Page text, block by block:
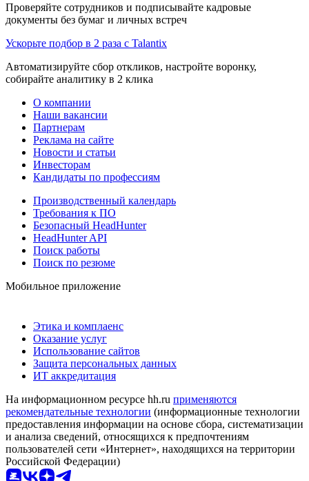
Проверяйте сотрудников и подписывайте кадровые
документы без бумаг и личных встреч
Ускорьте подбор в 2 раза с Talantix
Автоматизируйте сбор откликов, настройте воронку,
собирайте аналитику в 2 клика
О компании
Наши вакансии
Партнерам
Реклама на сайте
Новости и статьи
Инвесторам
Кандидаты по профессиям
Производственный календарь
Требования к ПО
Безопасный HeadHunter
HeadHunter API
Поиск работы
Поиск по резюме
Мобильное приложение
Этика и комплаенс
Оказание услуг
Использование сайтов
Защита персональных данных
ИТ аккредитация
На информационном ресурсе hh.ru применяются
рекомендательные технологии (информационные технологии
предоставления информации на основе сбора, систематизации
и анализа сведений, относящихся к предпочтениям
пользователей сети «Интернет», находящихся на территории
Российской Федерации)